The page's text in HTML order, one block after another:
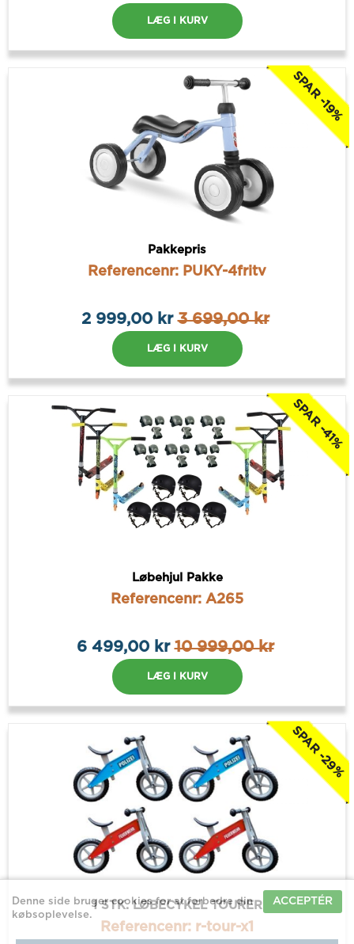
LÆG I KURV
SPAR -19%
Pakkepris
Referencenr: PUKY-4fritv
2 999,00 kr3 699,00 kr
LÆG I KURV
SPAR -41%
Løbehjul Pakke
Referencenr: A265
6 499,00 kr10 999,00 kr
LÆG I KURV
SPAR -29%
1 STK. LØBECYKEL TOURER
Referencenr: r-tour-x1
ACCEPTÉR
Denne side bruger cookies for at forbedre din
købsoplevelse.